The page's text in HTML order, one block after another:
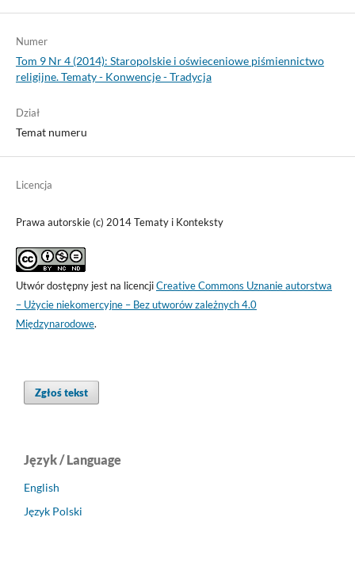
Numer
Tom 9 Nr 4 (2014): Staropolskie i oświeceniowe piśmiennictwo
religijne. Tematy - Konwencje - Tradycja
Dział
Temat numeru
Licencja
Prawa autorskie (c) 2014 Tematy i Konteksty
Utwór dostępny jest na licencjiCreative Commons Uznanie autorstwa
– Użycie niekomercyjne – Bez utworów zależnych 4.0
Międzynarodowe.
Zgłoś tekst
Język / Language
English
Język Polski